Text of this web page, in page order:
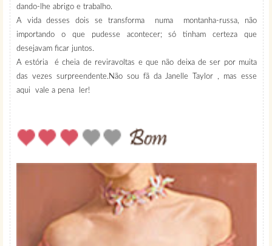
dando-lhe abrigo e trabalho.
A vida desses dois se transforma numa montanha-russa, não
importando o que pudesse acontecer; só tinham certeza que
desejavam ficar juntos.
A estória é cheia de reviravoltas e que não deixa de ser por muita
das vezes surpreendente.Não sou fã da Janelle Taylor , mas esse
aqui vale a pena ler!